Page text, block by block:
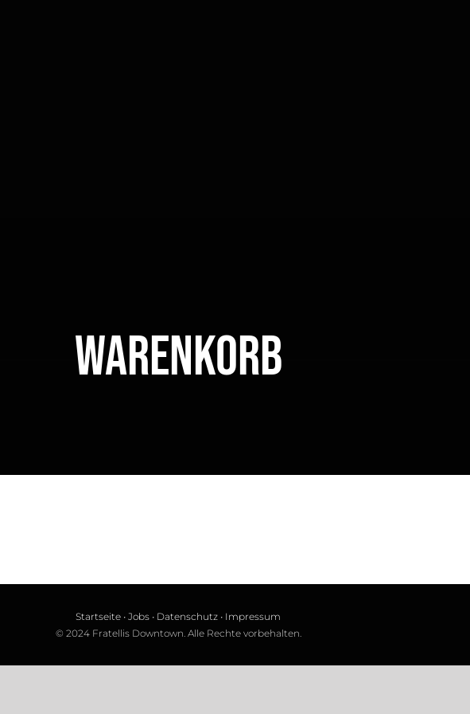
Warenkorb
Startseite • Jobs • Datenschutz • Impressum
© 2024 Fratellis Downtown. Alle Rechte vorbehalten.